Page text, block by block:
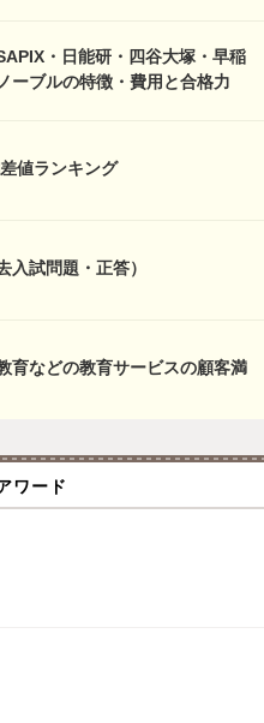
・日能研・四谷大塚・早稲
ーブルの特徴・費用と合格力
値ランキング
入試問題・正答）
育などの教育サービスの顧客満
ワード